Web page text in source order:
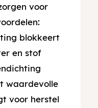
voor
blokkeert
en stof
waardevolle
voor herstel